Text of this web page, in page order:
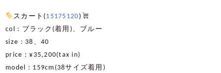
スカート( 15175120 )
col : ブラック(着用)、ブルー
size : 38、40
price : ¥35,200(tax in)
model : 159cm(38サイズ着用)